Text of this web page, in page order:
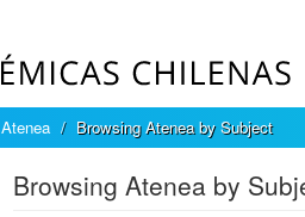
Atenea Browsing Atenea by Subject
Browsing Atenea by